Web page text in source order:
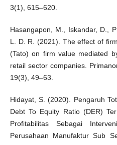
3(1), 615–620.
Hasangapon, M., Iskandar, D.,
L. D. R. (2021). The effect of
(Tato) on firm value mediated
retail sector companies.
19(3), 49–63.
Hidayat, S. (2020). Pengaruh
Debt To Equity Ratio (DER)
Profitabilitas Sebagai
Perusahaan Manufaktur Sub